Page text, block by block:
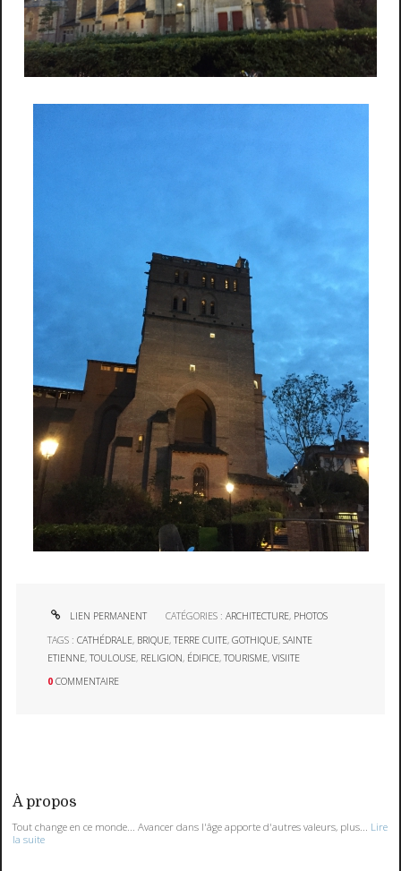
LIEN PERMANENT CATÉGORIES :ARCHITECTURE, PHOTOS
TAGS :CATHÉDRALE, BRIQUE,TERRE CUITE,GOTHIQUE,SAINTE
ETIENNE,TOULOUSE, RELIGION, ÉDIFICE,TOURISME,VISIITE
0 COMMENTAIRE
À propos
Tout change en ce monde... Avancer dans l'âge apporte d'autres valeurs, plus...
Lire
la suite